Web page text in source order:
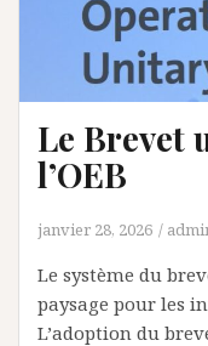
Le Brevet
l’OEB
janvier 28, 2026
Le système du
paysage pour les
L’adoption du